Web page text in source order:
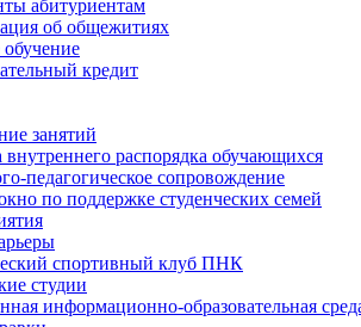
абитуриентам
об общежитиях
кредит
занятий
распорядка обучающихся
педагогическое сопровождение
по поддержке студенческих семей
спортивный клуб ПНК
студии
информационно-образовательная